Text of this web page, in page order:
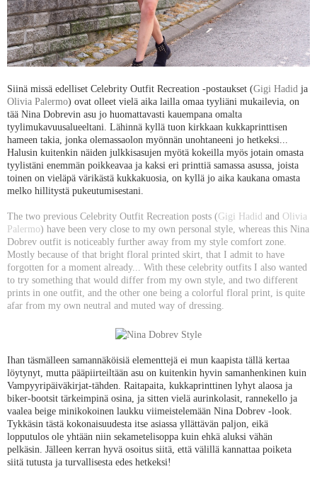
Siinä missä edelliset Celebrity Outfit Recreation -postaukset (Gigi Hadid ja
Olivia Palermo) ovat olleet vielä aika lailla omaa tyyliäni mukailevia, on
tää Nina Dobrevin asu jo huomattavasti kauempana omalta
tyylimukavuusalueeltani. Lähinnä kyllä tuon kirkkaan kukkaprinttisen
hameen takia, jonka olemassaolon myönnän unohtaneeni jo hetkeksi...
Halusin kuitenkin näiden julkkisasujen myötä kokeilla myös jotain omasta
tyylistäni enemmän poikkeavaa ja kaksi eri printtiä samassa asussa, joista
toinen on vieläpä värikästä kukkakuosia, on kyllä jo aika kaukana omasta
melko hillitystä pukeutumisestani.
The two previous Celebrity Outfit Recreation posts (Gigi Hadid and Olivia
Palermo) have been very close to my own personal style, whereas this Nina
Dobrev outfit is noticeably further away from my style comfort zone.
Mostly because of that bright floral printed skirt, that I admit to have
forgotten for a moment already... With these celebrity outfits I also wanted
to try something that would differ from my own style, and two different
prints in one outfit, and the other one being a colorful floral print, is quite
afar from my own neutral and muted way of dressing.
Ihan täsmälleen samannäköisiä elementtejä ei mun kaapista tällä kertaa
löytynyt, mutta pääpiirteiltään asu on kuitenkin hyvin samanhenkinen kuin
Vampyyripäiväkirjat-tähden. Raitapaita, kukkaprinttinen lyhyt alaosa ja
biker-bootsit tärkeimpinä osina, ja sitten vielä aurinkolasit, rannekello ja
vaalea beige minikokoinen laukku viimeistelemään Nina Dobrev -look.
Tykkäsin tästä kokonaisuudesta itse asiassa yllättävän paljon, eikä
lopputulos ole yhtään niin sekametelisoppa kuin ehkä aluksi vähän
pelkäsin. Jälleen kerran hyvä osoitus siitä, että välillä kannattaa poiketa
siitä tutusta ja turvallisesta edes hetkeksi!